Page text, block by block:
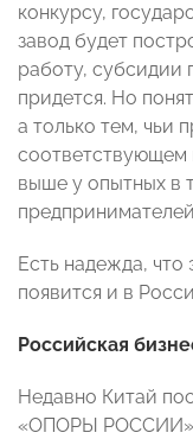
конкурсу,
завод будет
работу, субсидии
придется. Но
а только тем, чьи
соответствующем
выше у опытных в
Есть надежда, что
появится и в
Российская
Недавно Китай
«ОПОРЫ РОССИИ»,